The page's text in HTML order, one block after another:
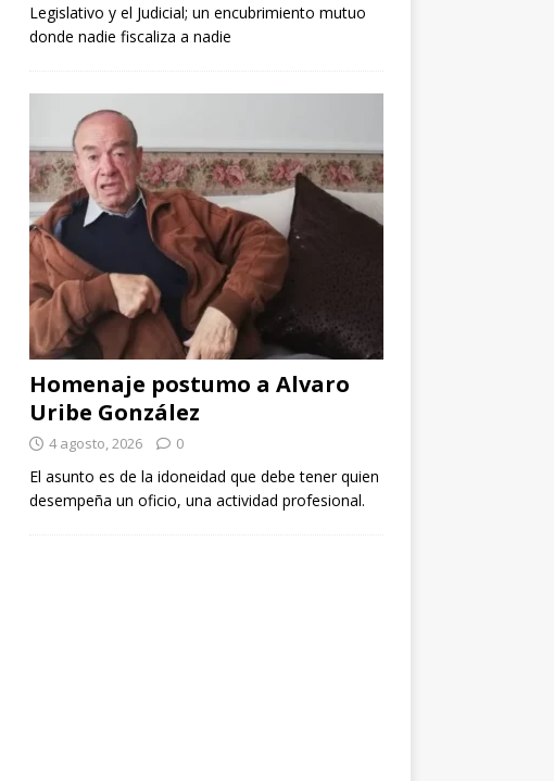
Legislativo y el Judicial; un encubrimiento mutuo
donde nadie fiscaliza a nadie
Homenaje postumo a Alvaro
Uribe González
4 agosto, 2026 0
El asunto es de la idoneidad que debe tener quien
desempeña un oficio, una actividad profesional.